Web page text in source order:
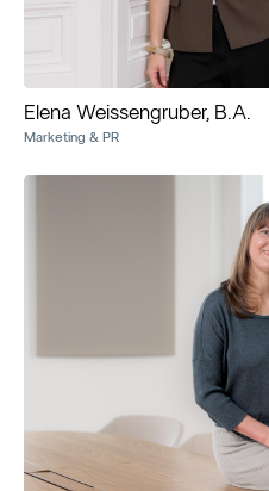
Elena Weissengruber, B.A.
Marketing & PR